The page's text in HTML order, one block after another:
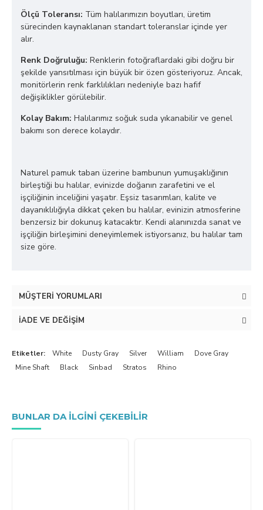
Ölçü Toleransı: Tüm halılarımızın boyutları, üretim
sürecinden kaynaklanan standart toleranslar içinde yer
alır.
Renk Doğruluğu: Renklerin fotoğraflardaki gibi doğru bir
şekilde yansıtılması için büyük bir özen gösteriyoruz. Ancak,
monitörlerin renk farklılıkları nedeniyle bazı hafif
değişiklikler görülebilir.
Kolay Bakım: Halılarımız soğuk suda yıkanabilir ve genel
bakımı son derece kolaydır.
Naturel pamuk taban üzerine bambunun yumuşaklığının
birleştiği bu halılar, evinizde doğanın zarafetini ve el
işçiliğinin inceliğini yaşatır. Eşsiz tasarımları, kalite ve
dayanıklılığıyla dikkat çeken bu halılar, evinizin atmosferine
benzersiz bir dokunuş katacaktır. Kendi alanınızda sanat ve
işçiliğin birleşimini deneyimlemek istiyorsanız, bu halılar tam
size göre.
MÜŞTERI YORUMLARI
İADE VE DEĞIŞIM
Etiketler: White Dusty Gray Silver William
Dove Gray
Mine Shaft
Black Sinbad Stratos Rhino
BUNLAR DA ILGINI ÇEKEBILIR